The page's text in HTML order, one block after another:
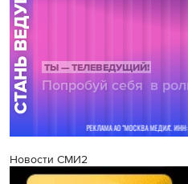
Новости СМИ2